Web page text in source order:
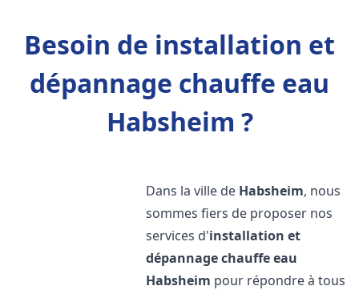
Besoin de installation et
dépannage chauffe eau
Habsheim ?
Dans la ville de Habsheim, nous
sommes fiers de proposer nos
services d'installation et
dépannage chauffe eau
Habsheim pour répondre à tous